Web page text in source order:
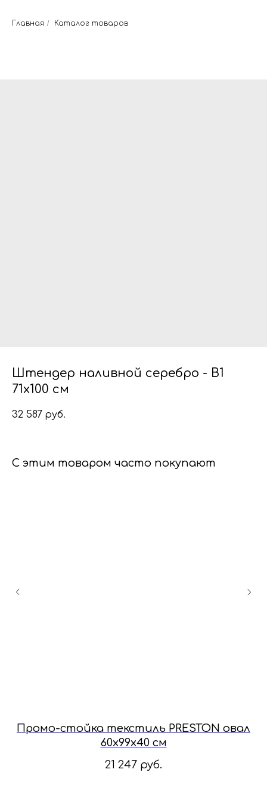
Главная / Каталог товаров
Штендер наливной серебро - B1
71x100 см
32 587 руб.
С этим товаром часто покупают
Промо-стойка текстиль PRESTON овал
60x99x40 см
21 247 руб.